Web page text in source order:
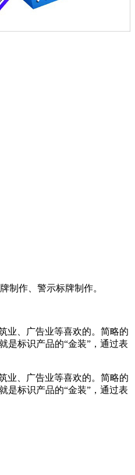
制作、警示标牌制作。
业、广告业等喜欢的。简略的
是标识产品的“金装”，通过表
业、广告业等喜欢的。简略的
是标识产品的“金装”，通过表